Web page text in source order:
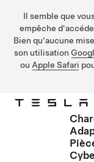
Il semble que
empêche
Bien qu'aucune
son utilisation
ou Apple Safari
Passez au contenu